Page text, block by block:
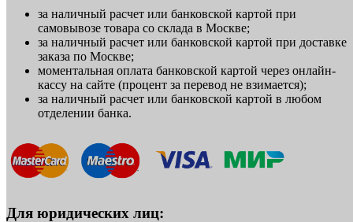
за наличный расчет или банковской картой при
самовывозе товара со склада в Москве;
за наличный расчет или банковской картой при доставке
заказа по Москве;
моментальная оплата банковской картой через онлайн-
кассу на сайте (процент за перевод не взимается);
за наличный расчет или банковской картой в любом
отделении банка.
Для юридических лиц: